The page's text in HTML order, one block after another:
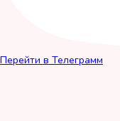
Перейти в Телеграмм